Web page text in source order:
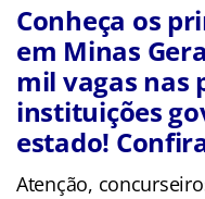
Conheça os
em Minas
mil vagas nas
instituições
estado!
Atenção,